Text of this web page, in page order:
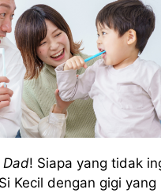
Dad! Siapa yang tidak
Kecil dengan gigi